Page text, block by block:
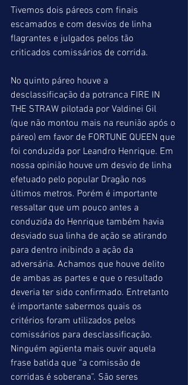
Tivemos dois páreos com finais
escamados e com desvios de linha
flagrantes e julgados pelos tão
criticados comissários de corrida.
No quinto páreo houve a
desclassificação da potranca FIRE IN
THE STRAW pilotada por Valdinei Gil
(que não montou mais na reunião após o
páreo) em favor de FORTUNE QUEEN que
foi conduzida por Leandro Henrique. Em
nossa opinião houve um desvio de linha
efetuado pelo popular Dragão nos
últimos metros. Porém é importante
ressaltar que um pouco antes a
conduzida do Henrique também havia
desviado sua linha de ação se atirando
para dentro inibindo a ação da
adversária. Achamos que houve delito
de ambas as partes e que o resultado
deveria ter sido confirmado. Entretanto
é importante sabermos quais os
critérios foram utilizados pelos
comissários para desclassificação.
Ninguém agüenta mais ouvir aquela
frase batida que “a comissão de
corridas é soberana”. São seres